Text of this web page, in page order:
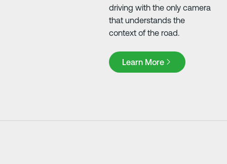
driving with the only camera
that understands the
context of the road.
Learn More
Learn More